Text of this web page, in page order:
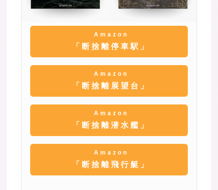
Amazon
「断捨離停車駅」
Amazon
「断捨離展望台」
Amazon
「断捨離潜水艦」
Amazon
「断捨離飛行艇」